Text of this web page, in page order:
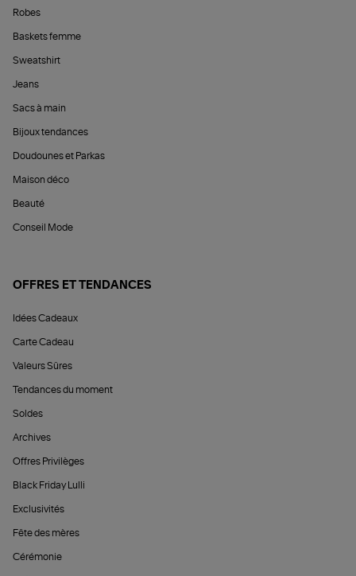
Robes
Baskets femme
Sweatshirt
Jeans
Sacs à main
Bijoux tendances
Doudounes et Parkas
Maison déco
Beauté
Conseil Mode
OFFRES ET TENDANCES
Idées Cadeaux
Carte Cadeau
Valeurs Sûres
Tendances du moment
Soldes
Archives
Offres Privilèges
Black Friday Lulli
Exclusivités
Fête des mères
Cérémonie